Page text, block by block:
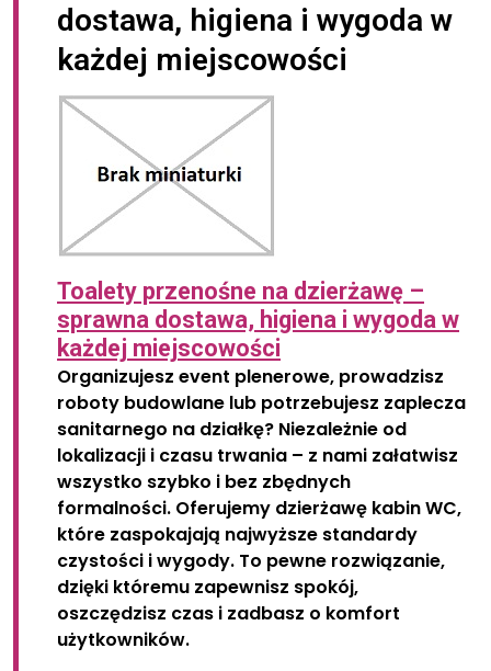
dostawa, higiena i wygoda w
każdej miejscowości
Toalety przenośne na dzierżawę –
sprawna dostawa, higiena i wygoda w
każdej miejscowości
Organizujesz event plenerowe, prowadzisz
roboty budowlane lub potrzebujesz zaplecza
sanitarnego na działkę? Niezależnie od
lokalizacji i czasu trwania – z nami załatwisz
wszystko szybko i bez zbędnych
formalności. Oferujemy dzierżawę kabin WC,
które zaspokajają najwyższe standardy
czystości i wygody. To pewne rozwiązanie,
dzięki któremu zapewnisz spokój,
oszczędzisz czas i zadbasz o komfort
użytkowników.